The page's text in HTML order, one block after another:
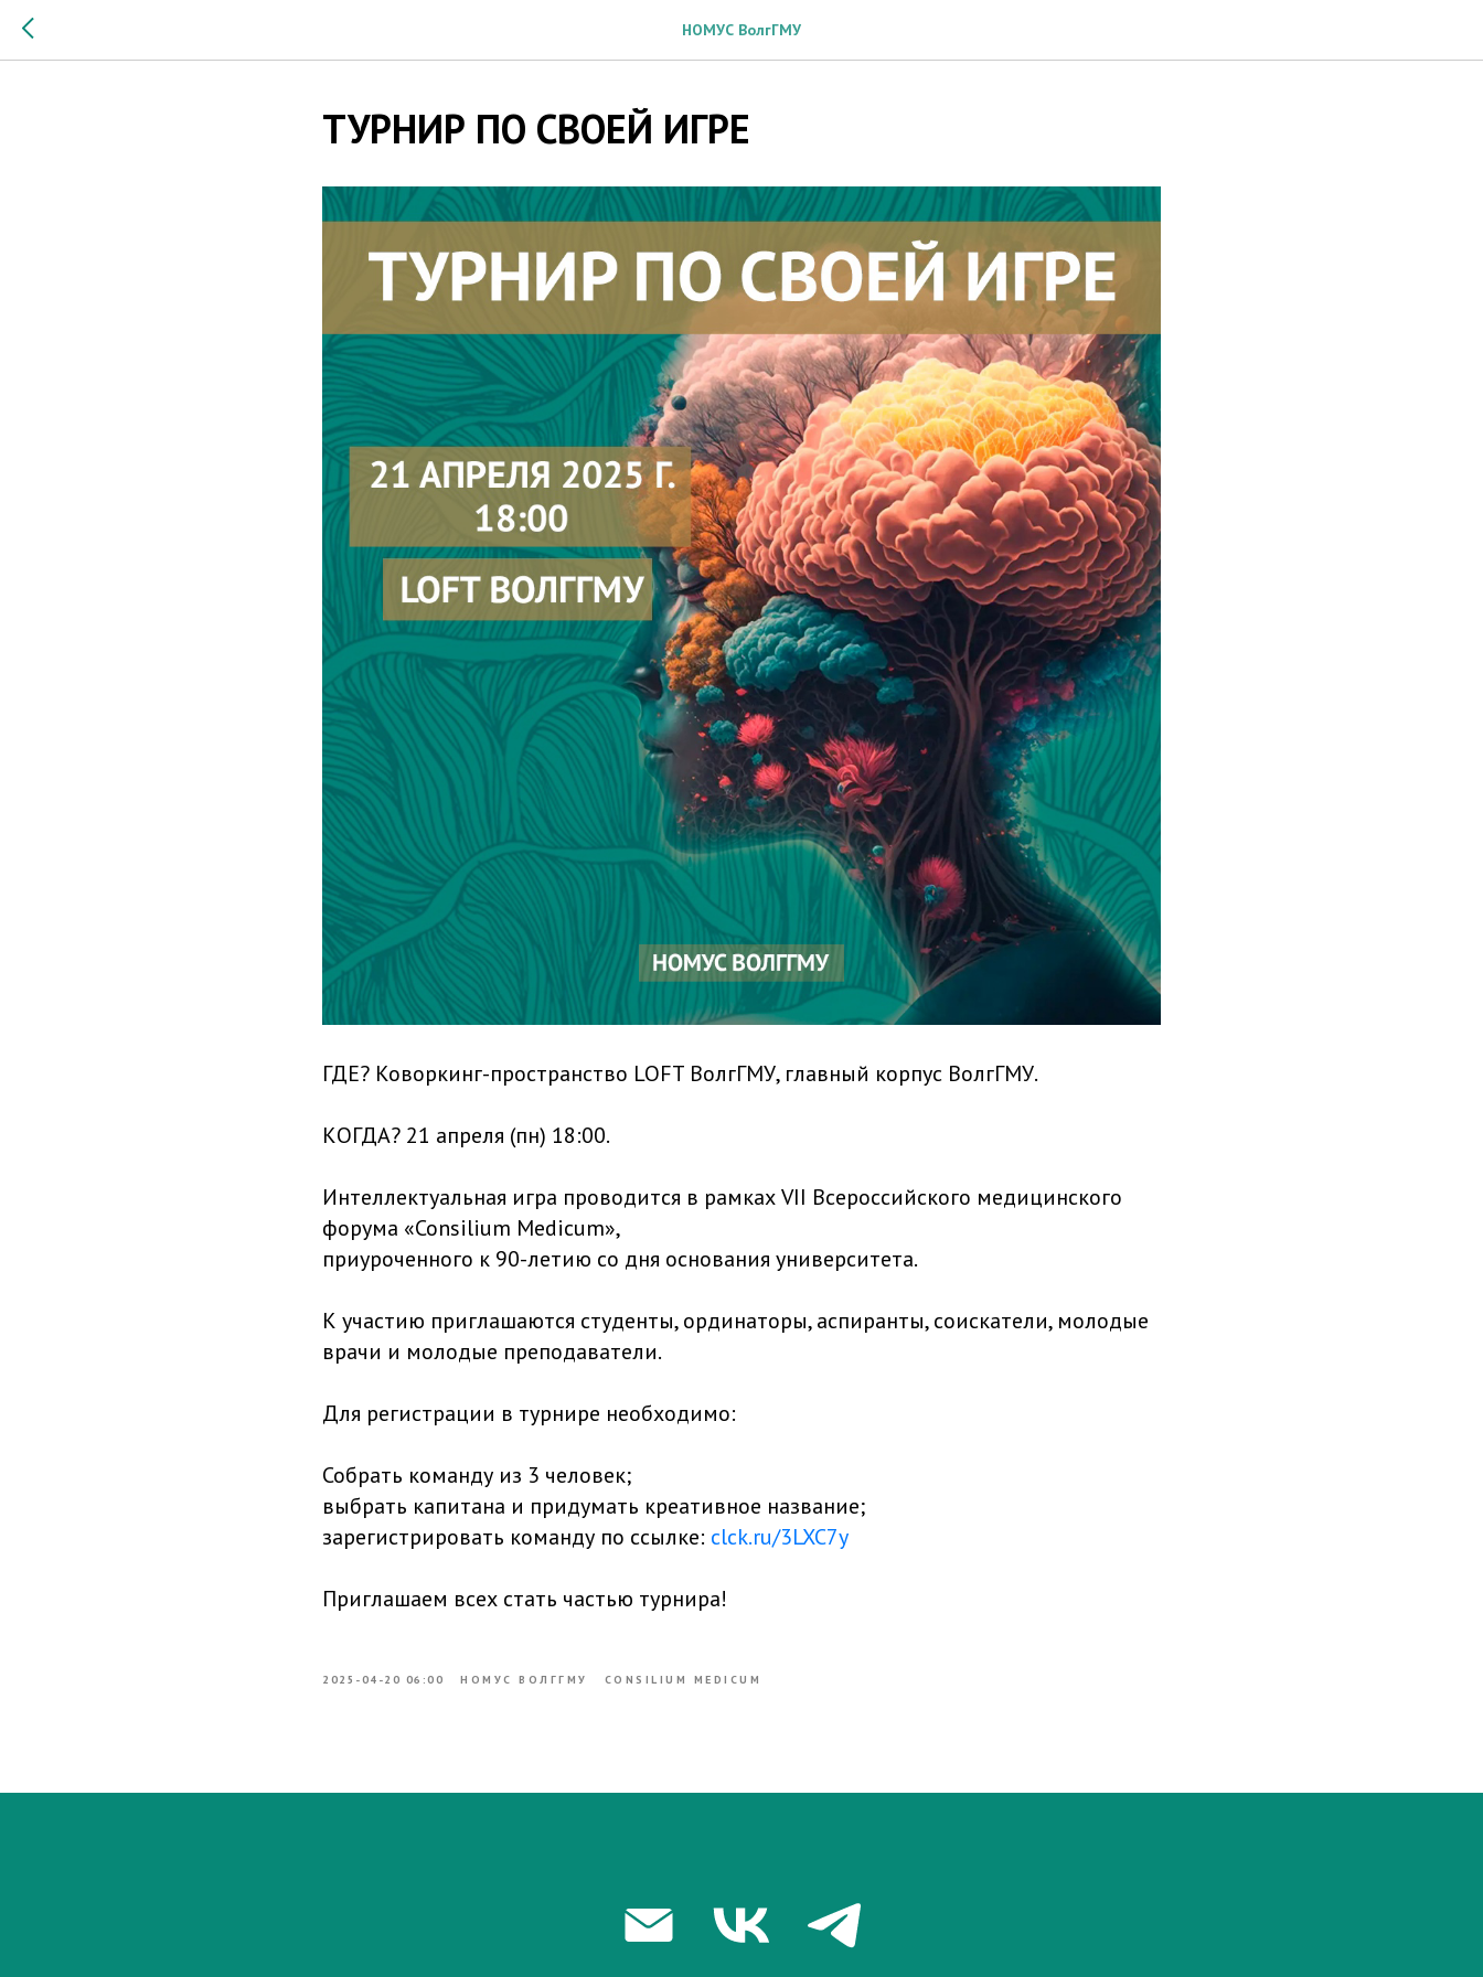
НОМУС ВолгГМУ
ТУРНИР ПО СВОЕЙ ИГРЕ
ГДЕ? Коворкинг-пространство LOFT ВолгГМУ, главный корпус ВолгГМУ.
КОГДА? 21 апреля (пн) 18:00.
Интеллектуальная игра проводится в рамках VII Всероссийского медицинского
форума «Consilium Medicum»,
приуроченного к 90-летию со дня основания университета.
К участию приглашаются студенты, ординаторы, аспиранты, соискатели, молодые
врачи и молодые преподаватели.
Для регистрации в турнире необходимо:
Собрать команду из 3 человек;
выбрать капитана и придумать креативное название;
зарегистрировать команду по ссылке: clck.ru/3LXC7y
Приглашаем всех стать частью турнира!
2025-04-20 06:00 НОМУС ВОЛГГМУ CONSILIUM MEDICUM